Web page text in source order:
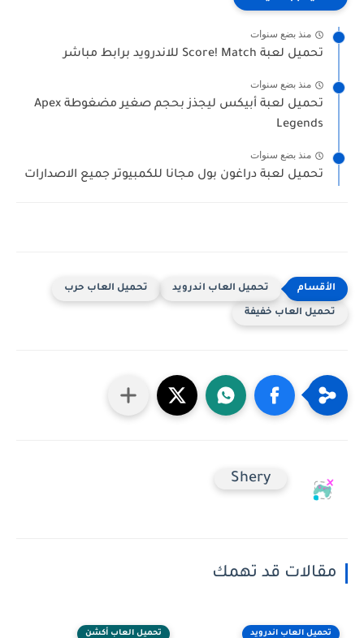
منذ بضع سنوات
تحميل لعبة Score! Match للاندرويد برابط مباشر
منذ بضع سنوات
تحميل لعبة أبيكس ليجذز بحجم صغير مضغوطة Apex
Legends
منذ بضع سنوات
تحميل لعبة دراغون بول مجانا للكمبيوتر جميع الاصدارات
تحميل العاب اندرويد تحميل العاب حرب
تحميل العاب خفيفة
Shery
مقالات قد تهمك
تحميل العاب اندرويد تحميل العاب أكشن